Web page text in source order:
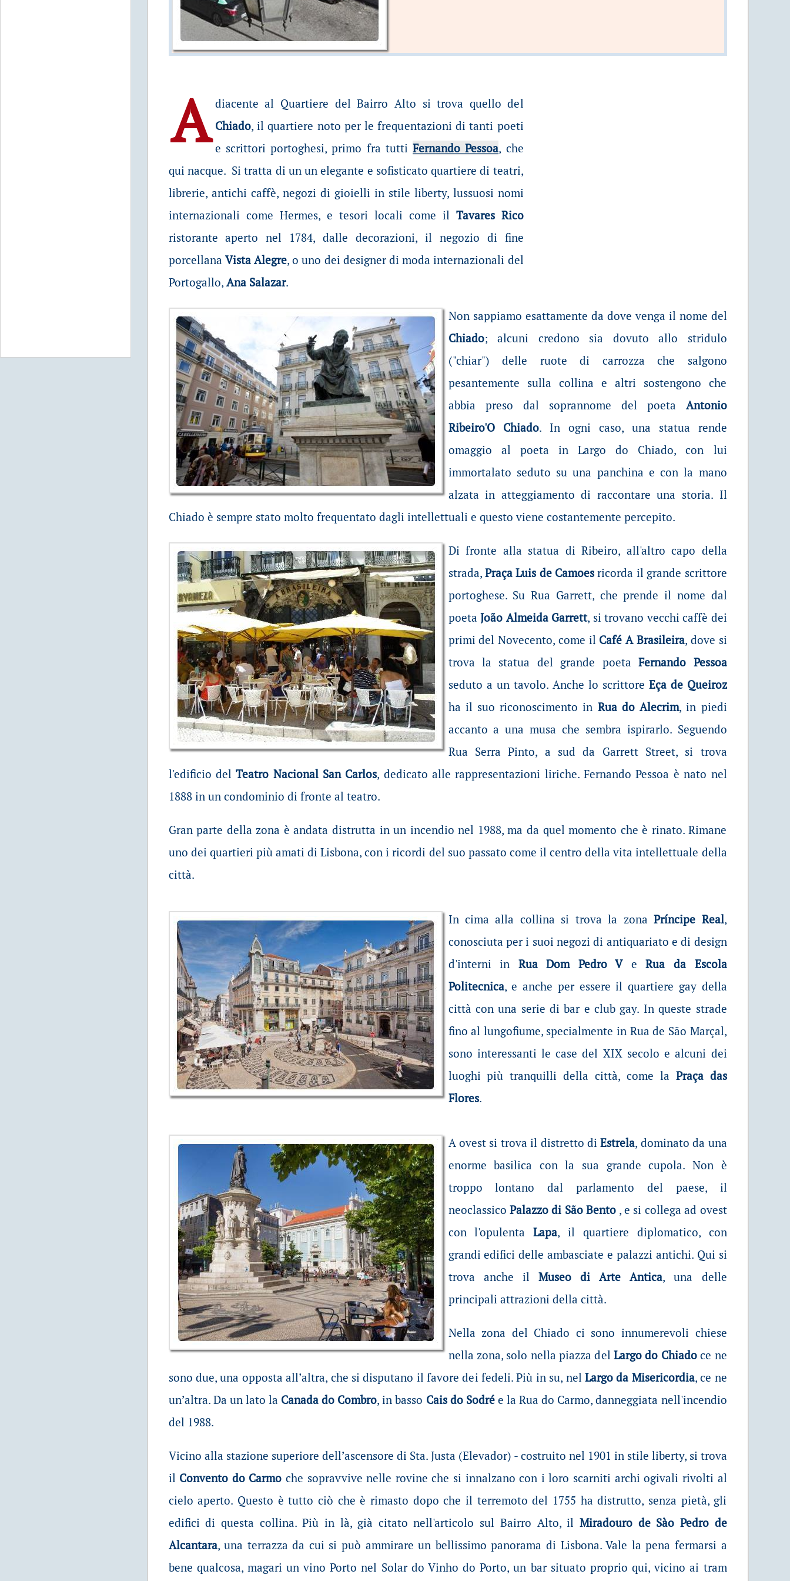
A diacente al Quartiere del Bairro Alto si trova quello del
Chiado, il quartiere noto per le frequentazioni di tanti poeti
e scrittori portoghesi, primo fra tutti Fernando Pessoa, che
qui nacque. Si tratta di un un elegante e sofisticato quartiere di teatri,
librerie, antichi caffè, negozi di gioielli in stile liberty, lussuosi nomi
internazionali come Hermes, e tesori locali come il Tavares Rico
ristorante aperto nel 1784, dalle decorazioni, il negozio di fine
porcellana Vista Alegre, o uno dei designer di moda internazionali del
Portogallo, Ana Salazar.
Non sappiamo esattamente da dove venga il nome del
Chiado; alcuni credono sia dovuto allo stridulo
("chiar") delle ruote di carrozza che salgono
pesantemente sulla collina e altri sostengono che
abbia preso dal soprannome del poeta Antonio
Ribeiro'O Chiado. In ogni caso, una statua rende
omaggio al poeta in Largo do Chiado, con lui
immortalato seduto su una panchina e con la mano
alzata in atteggiamento di raccontare una storia. Il
Chiado è sempre stato molto frequentato dagli intellettuali e questo viene costantemente percepito.
Di fronte alla statua di Ribeiro, all'altro capo della
strada, Praça Luis de Camoes ricorda il grande scrittore
portoghese. Su Rua Garrett, che prende il nome dal
poeta João Almeida Garrett, si trovano vecchi caffè dei
primi del Novecento, come il Café A Brasileira, dove si
trova la statua del grande poetaFernando Pessoa
seduto a un tavolo. Anche lo scrittore Eça de Queiroz
ha il suo riconoscimento in Rua do Alecrim, in piedi
accanto a una musa che sembra ispirarlo. Seguendo
Rua Serra Pinto, a sud da Garrett Street, si trova
l'edificio delTeatro Nacional San Carlos, dedicato alle rappresentazioni liriche. Fernando Pessoa è nato nel
1888 in un condominio di fronte al teatro.
Gran parte della zona è andata distrutta in un incendio nel 1988, ma da quel momento che è rinato. Rimane
uno dei quartieri più amati di Lisbona, con i ricordi del suo passato come il centro della vita intellettuale della
città.
In cima alla collina si trova la zonaPríncipe Real,
conosciuta per i suoi negozi di antiquariato e di design
d'interni in Rua Dom Pedro VeRua da Escola
Politecnica, e anche per essere il quartiere gay della
città con una serie di bar e club gay. In queste strade
fino al lungofiume, specialmente in Rua de São Marçal,
sono interessanti le case del XIX secolo e alcuni dei
luoghi più tranquilli della città, come la Praça das
Flores.
A ovest si trova il distretto diEstrela, dominato da una
enorme basilica con la sua grande cupola. Non è
troppo lontano dal parlamento del paese, il
neoclassico Palazzo di São Bento , e si collega ad ovest
con l'opulentaLapa, il quartiere diplomatico, con
grandi edifici delle ambasciate e palazzi antichi. Qui si
trova anche il Museo di Arte Antica, una delle
principali attrazioni della città.
Nella zona del Chiado ci sono innumerevoli chiese
nella zona, solo nella piazza del Largo do Chiadoce ne
sono due, una opposta all’altra, che si disputano il favore dei fedeli. Più in su, nel Largo da Misericordia, ce ne
un’altra. Da un lato la Canada do Combro, in basso Cais do Sodrée la Rua do Carmo, danneggiata nell'incendio
del 1988.
Vicino alla stazione superiore dell’ascensore di Sta. Justa (Elevador) - costruito nel 1901 in stile liberty, si trova
il Convento do Carmo che sopravvive nelle rovine che si innalzano con i loro scarniti archi ogivali rivolti al
cielo aperto. Questo è tutto ciò che è rimasto dopo che il terremoto del 1755 ha distrutto, senza pietà, gli
edifici di questa collina. Più in là, già citato nell'articolo sul Bairro Alto, il Miradouro de Sào Pedro de
Alcantara, una terrazza da cui si può ammirare un bellissimo panorama di Lisbona. Vale la pena fermarsi a
bene qualcosa, magari un vino Porto nel Solar do Vinho do Porto, un bar situato proprio qui, vicino ai tram